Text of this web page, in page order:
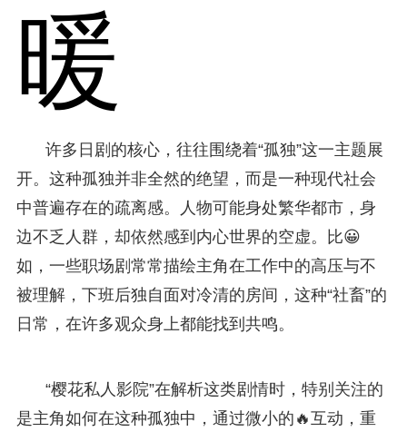
暖
许多日剧的核心，往往围绕着“孤独”这一主题展
开。这种孤独并非全然的绝望，而是一种现代社会
中普遍存在的疏离感。人物可能身处繁华都市，身
边不乏人群，却依然感到内心世界的空虚。比😀
如，一些职场剧常常描绘主角在工作中的高压与不
被理解，下班后独自面对冷清的房间，这种“社畜”的
日常，在许多观众身上都能找到共鸣。
“樱花私人影院”在解析这类剧情时，特别关注的
是主角如何在这种孤独中，通过微小的🔥互动，重